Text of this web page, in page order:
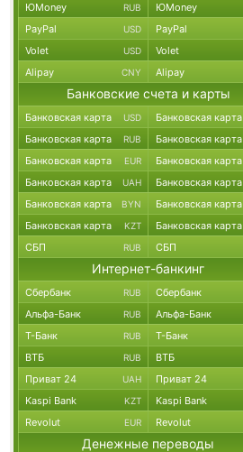
ЮMoney RUB ЮMoney
PayPal USD PayPal
Volet USD Volet
Alipay CNY Alipay
Банковские счета и карты
Банковская карта USD Банковская карта
Банковская карта RUB Банковская карта
Банковская карта EUR Банковская карта
Банковская карта UAH Банковская карта
Банковская карта BYN Банковская карта
Банковская карта KZT Банковская карта
СБП RUB СБП
Интернет-банкинг
Сбербанк RUB Сбербанк
Альфа-Банк RUB Альфа-Банк
Т-Банк RUB Т-Банк
ВТБ RUB ВТБ
Приват 24 UAH Приват 24
Kaspi Bank KZT Kaspi Bank
Revolut EUR Revolut
Денежные переводы